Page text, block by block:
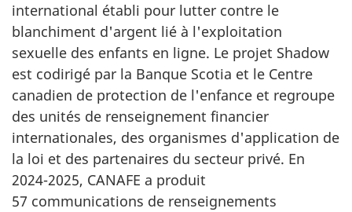
international établi pour lutter contre le
blanchiment d'argent lié à l'exploitation
sexuelle des enfants en ligne. Le projet Shadow
est codirigé par la Banque Scotia et le Centre
canadien de protection de l'enfance et regroupe
des unités de renseignement financier
internationales, des organismes d'application de
la loi et des partenaires du secteur privé. En
2024-2025, CANAFE a produit
57 communications de renseignements